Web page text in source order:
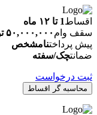
اقساط1 تا ۱۲ ماه
سقف وام ۵۰,۰۰۰,۰۰۰ تومان
پیش پرداختنامشخص
ضمانتچک/سفته
ثبت درخواست
محاسبه گر اقساط